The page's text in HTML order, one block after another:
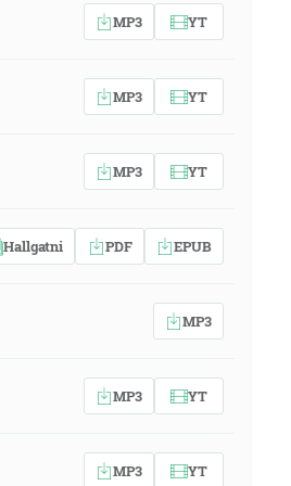
MP3 YT
MP3 YT
MP3 YT
Hallgatni PDF EPUB
MP3
MP3 YT
MP3 YT